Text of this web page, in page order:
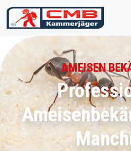
Zum Inhalt springen
AMEISEN